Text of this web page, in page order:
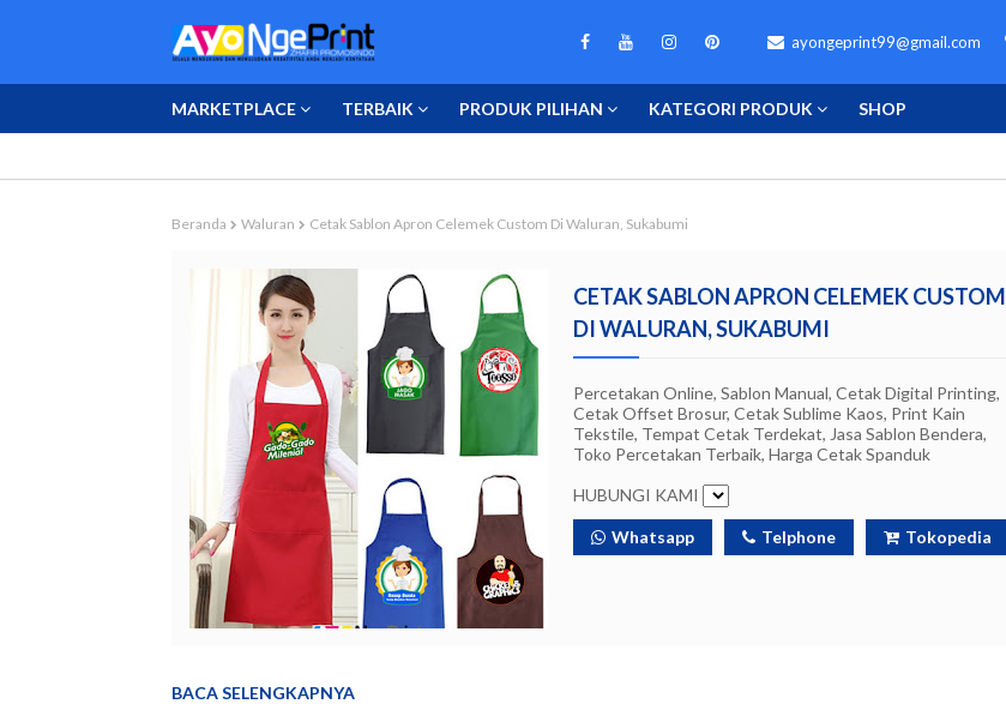
ayongeprint99@gmail.com
MARKETPLACE TERBAIK PRODUK PILIHAN KATEGORI PRODUK SHOP
Beranda Waluran Cetak Sablon Apron Celemek Custom Di Waluran, Sukabumi
CETAK SABLON APRON CELEMEK CUSTOM
DI WALURAN, SUKABUMI
Percetakan Online, Sablon Manual, Cetak Digital Printing,
Cetak Offset Brosur, Cetak Sublime Kaos, Print Kain
Tekstile, Tempat Cetak Terdekat, Jasa Sablon Bendera,
Toko Percetakan Terbaik, Harga Cetak Spanduk
HUBUNGI KAMI
Whatsapp Telphone Tokopedia
BACA SELENGKAPNYA